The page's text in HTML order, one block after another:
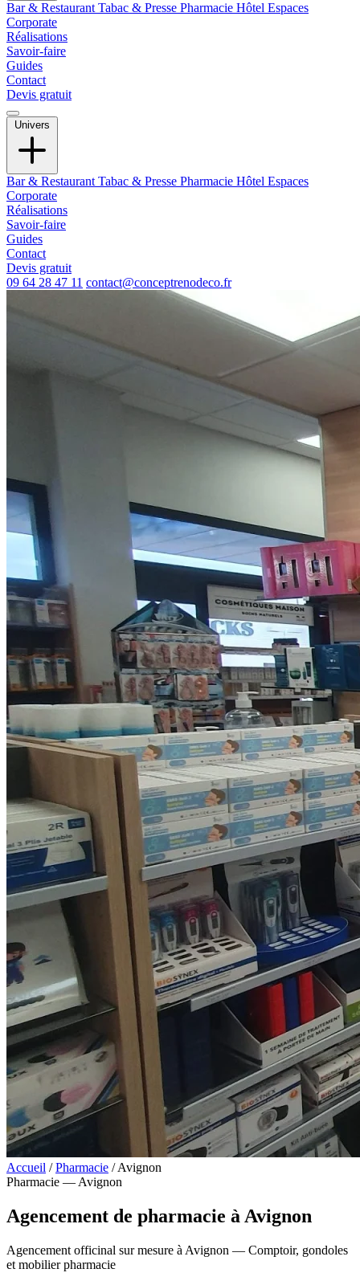
Bar & Restaurant Tabac & Presse Pharmacie Hôtel Espaces
Corporate
Réalisations
Savoir-faire
Guides
Contact
Devis gratuit
Univers
Bar & Restaurant Tabac & Presse Pharmacie Hôtel Espaces
Corporate
Réalisations
Savoir-faire
Guides
Contact
Devis gratuit
09 64 28 47 11 contact@conceptrenodeco.fr
Accueil / Pharmacie / Avignon
Pharmacie — Avignon
Agencement de pharmacie à Avignon
Agencement officinal sur mesure à Avignon — Comptoir, gondoles
et mobilier pharmacie